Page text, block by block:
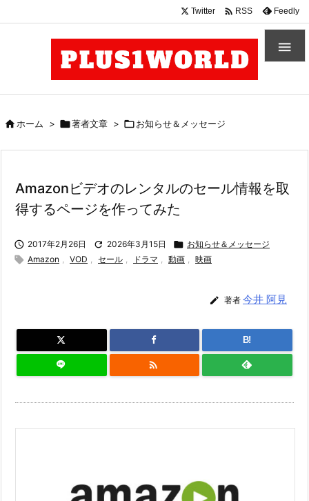

Twitter  RSS Feedly
ホーム > 著者文章 > お知らせ＆メッセージ
Amazonビデオのレンタルのセール情報を取
得するページを作ってみた
 2017年2月26日  2026年3月15日  お知らせ＆メッセージ
 Amazon , VOD , セール , ドラマ , 動画 , 映画
 著者 今井 阿見
B!
